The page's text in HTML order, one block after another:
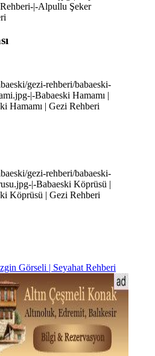
|-Alpullu Şeker
gezi-rehberi/babaeski-
|-Babaeski Hamamı |
Hamamı | Gezi Rehberi
gezi-rehberi/babaeski-
|-Babaeski Köprüsü |
Köprüsü | Gezi Rehberi